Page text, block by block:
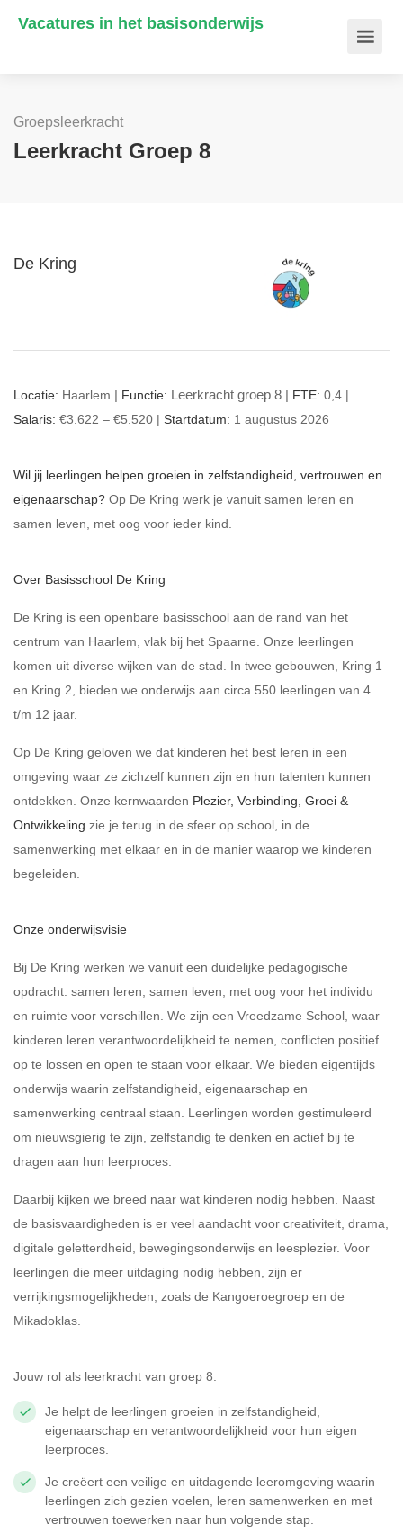
Vacatures in het basisonderwijs
Groepsleerkracht
Leerkracht Groep 8
De Kring
Locatie: Haarlem | Functie: Leerkracht groep 8 | FTE: 0,4 |
Salaris: €3.622 – €5.520 | Startdatum: 1 augustus 2026
Wil jij leerlingen helpen groeien in zelfstandigheid, vertrouwen en
eigenaarschap? Op De Kring werk je vanuit samen leren en
samen leven, met oog voor ieder kind.
Over Basisschool De Kring
De Kring is een openbare basisschool aan de rand van het
centrum van Haarlem, vlak bij het Spaarne. Onze leerlingen
komen uit diverse wijken van de stad. In twee gebouwen, Kring 1
en Kring 2, bieden we onderwijs aan circa 550 leerlingen van 4
t/m 12 jaar.
Op De Kring geloven we dat kinderen het best leren in een
omgeving waar ze zichzelf kunnen zijn en hun talenten kunnen
ontdekken. Onze kernwaarden Plezier, Verbinding, Groei &
Ontwikkeling zie je terug in de sfeer op school, in de
samenwerking met elkaar en in de manier waarop we kinderen
begeleiden.
Onze onderwijsvisie
Bij De Kring werken we vanuit een duidelijke pedagogische
opdracht: samen leren, samen leven, met oog voor het individu
en ruimte voor verschillen. We zijn een Vreedzame School, waar
kinderen leren verantwoordelijkheid te nemen, conflicten positief
op te lossen en open te staan voor elkaar. We bieden eigentijds
onderwijs waarin zelfstandigheid, eigenaarschap en
samenwerking centraal staan
Leerlingen worden gestimuleerd
om nieuwsgierig te zijn, zelfstandig te denken en actief bij te
dragen aan hun leerproces.
Daarbij kijken we breed naar wat kinderen nodig hebben. Naast
de basisvaardigheden is er veel aandacht voor creativiteit, drama,
digitale geletterdheid, bewegingsonderwijs en leesplezier. Voor
leerlingen die meer uitdaging nodig hebben, zijn er
verrijkingsmogelijkheden, zoals de Kangoeroegroep en de
Mikadoklas.
Jouw rol als leerkracht van groep 8:
Je helpt de leerlingen groeien in zelfstandigheid,
eigenaarschap en verantwoordelijkheid voor hun eigen
leerproces.
Je creëert een veilige en uitdagende leeromgeving waarin
leerlingen zich gezien voelen, leren samenwerken en met
vertrouwen toewerken naar hun volgende stap.